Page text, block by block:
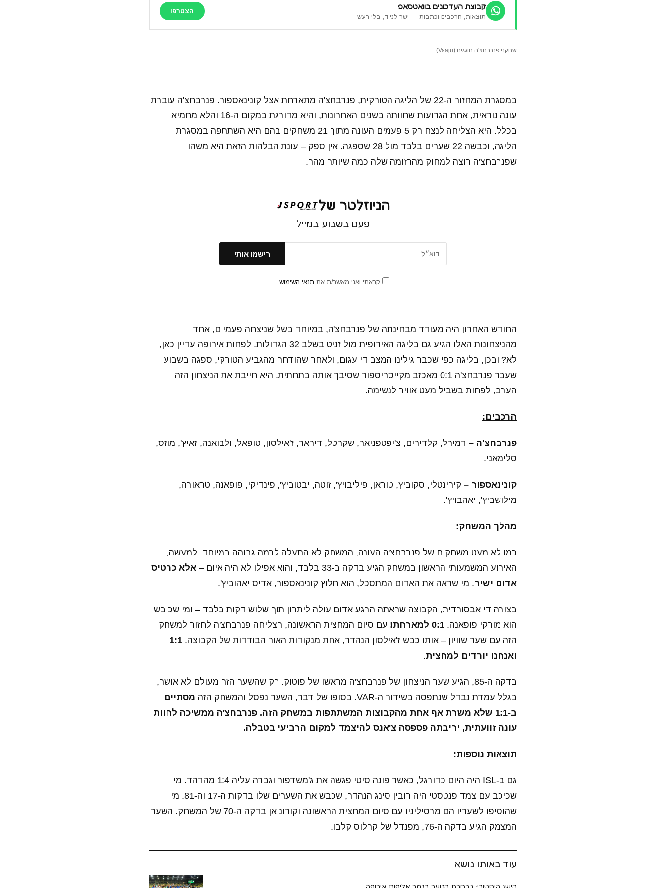
קבוצת העדכונים בוואטסאפ
תוצאות, הרכבים וכתבות — ישר לנייד, בלי רעש
הצטרפו
שחקני פנרבחצ'ה חוגגים (Vaaju)
במסגרת המחזור ה-22 של הליגה הטורקית, פנרבחצ'ה מתארחת אצל קונינאספור. פנרבחצ'ה עוברת
עונה נוראית, אחת הגרועות שחוותה בשנים האחרונות, והיא מדורגת במקום ה-16 והלא מחמיא
בכלל. היא הצליחה לנצח רק 5 פעמים העונה מתוך 21 משחקים בהם היא השתתפה במסגרת
הליגה, וכבשה 22 שערים בלבד מול 28 שספגה. אין ספק – עונת הבלהות הזאת היא משהו
שפנרבחצ'ה רוצה למחוק מהרזומה שלה כמה שיותר מהר.
הניוזלטר של
פעם בשבוע במייל
קראתי ואני מאשר/ת את תנאי השימוש
החודש האחרון היה מעודד מבחינתה של פנרבחצ'ה, במיוחד בשל שניצחה פעמיים, אחד
מהניצחונות האלו הגיע גם בליגה האירופית מול זניט בשלב 32 הגדולות. לפחות אירופה עדיין כאן,
לא? ובכן, בליגה כפי שכבר גילינו המצב די עגום, ולאחר שהודחה מהגביע הטורקי, ספגה בשבוע
שעבר פנרבחצ'ה 0:1 מאכזב מקייסריספור שסיבך אותה בתחתית. היא חייבת את הניצחון הזה
הערב, לפחות בשביל מעט אוויר לנשימה.
הרכבים:
פנרבחצ'ה – דמירל, קלדירים, צ'יפטפניאר, שקרטל, דיראר, ז'אילסון, טופאל, ולבואנה, זאיץ', מוזס,
סלימאני.
קונינאספור – קירינטלי, סקוביץ, טוראן, פיליבויץ', זוטה, יבטוביץ', פינדיקי, פופאנה, טראורה,
מילושביץ', יאהבויץ'.
מהלך המשחק:
כמו לא מעט משחקים של פנרבחצ'ה העונה, המשחק לא התעלה לרמה גבוהה במיוחד. למעשה,
האירוע המשמעותי הראשון במשחק הגיע בדקה ב-33 בלבד, והוא אפילו לא היה איום –
אלא כרטיס
אדום ישיר. מי שראה את האדום המתסכל, הוא חלוץ קונינאספור, אדיס יאהוביץ'.
בצורה די אבסורדית, הקבוצה שראתה הרגע אדום עולה ליתרון תוך שלוש דקות בלבד – ומי שכובש
הוא מורקי פופאנה. 0:1 למארחת!
עם סיום המחצית הראשונה, הצליחה פנרבחצ'ה לחזור למשחק
הזה עם שער שוויון – אותו כבש ז'אילסון הנהדר, אחת מנקודות האור הבודדות של הקבוצה. 1:1
ואנחנו יורדים למחצית.
בדקה ה-85, הגיע שער הניצחון של פנרבחצ'ה מראשו של פוטוק. רק שהשער הזה מעולם לא אושר,
בגלל עמדת נבדל שנתפסה בשידור ה-VAR. בסופו של דבר, השער נפסל והמשחק הזה
מסתיים
ב-1:1 שלא משרת אף אחת מהקבוצות המשתתפות במשחק הזה. פנרבחצ'ה ממשיכה לחוות
עונה זוועתית, יריבתה פספסה צ'אנס להיצמד למקום הרביעי בטבלה.
תוצאות נוספות:
גם ב-ISL היה היום כדורגל, כאשר פונה סיטי פגשה את ג'משדפור וגברה עליה 1:4 מהדהד. מי
שכיכב עם צמד פנטסטי היה רובין סינג הנהדר, שכבש את השערים שלו בדקות ה-17 וה-81. מי
שהוסיפו לשעריו הם מרסיליניו עם סיום המחצית הראשונה וקורוניאן בדקה ה-70 של המשחק. השער
המצמק הגיע בדקה ה-76, מפנדל של קרלוס קלבו.
עוד באותו נושא
הישג היסטורי: נבחרת הנוער בגמר אליפות אירופה